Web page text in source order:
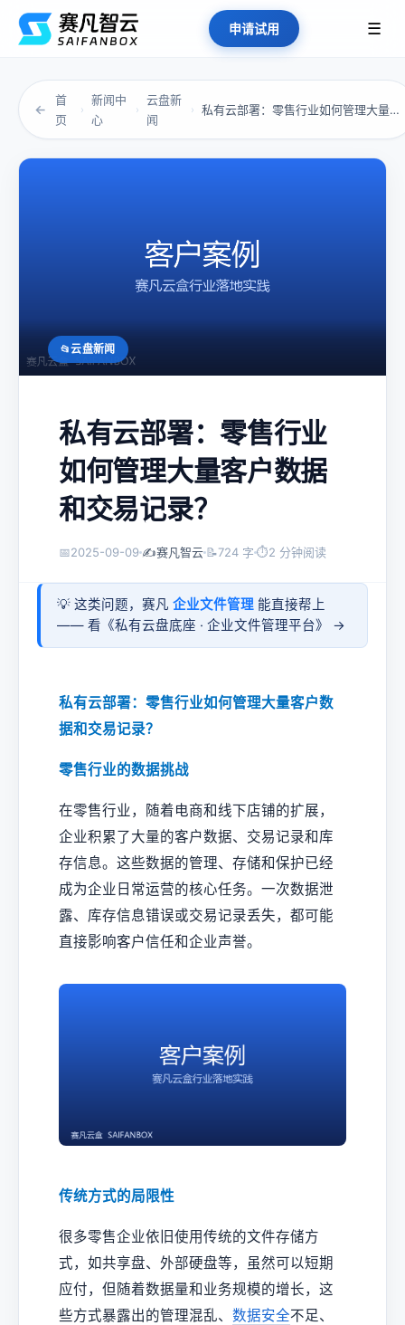
申请试用 ☰
←
首
页
›
新闻中
心
›
云盘新
闻
› 私有云部署：零售行业如何管理大量客户数据和交...
云盘新闻
私有云部署：零售行业
如何管理大量客户数据
和交易记录？
📅2025-09-09 ✍️赛凡智云 📝724 字 ⏱2 分钟阅读
💡 这类问题，赛凡 企业文件管理 能直接帮上
—— 看《私有云盘底座 · 企业文件管理平台》 →
私有云部署：零售行业如何管理大量客户数
据和交易记录？
零售行业的数据挑战
在零售行业，随着电商和线下店铺的扩展，
企业积累了大量的客户数据、交易记录和库
存信息。这些数据的管理、存储和保护已经
成为企业日常运营的核心任务。一次数据泄
露、库存信息错误或交易记录丢失，都可能
直接影响客户信任和企业声誉。
传统方式的局限性
很多零售企业依旧使用传统的文件存储方
式，如共享盘、外部硬盘等，虽然可以短期
应付，但随着数据量和业务规模的增长，这
些方式暴露出的管理混乱、 数据安全不足、